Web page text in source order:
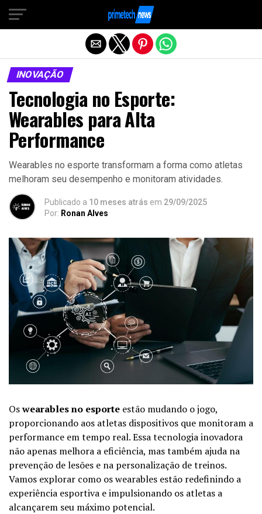
INOVAÇÃO
Tecnologia no Esporte:
Wearables para Alta
Performance
Wearables no esporte transformam a forma como atletas
melhoram seu desempenho e monitoram atividades.
Publicado a 10 meses atrás em 29/09/2025
Por: Ronan Alves
Oswearables no esporte estão mudando o jogo,
proporcionando aos atletas dispositivos que monitoram a
performance em tempo real. Essa tecnologia inovadora
não apenas melhora a eficiência, mas também ajuda na
prevenção de lesões e na personalização de treinos.
Vamos explorar como os wearables estão redefinindo a
experiência esportiva e impulsionando os atletas a
alcançarem seu máximo potencial.
Sair da versão mobile